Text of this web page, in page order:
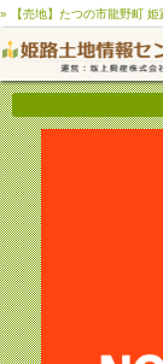
» 【売地】たつの市龍野町 姫